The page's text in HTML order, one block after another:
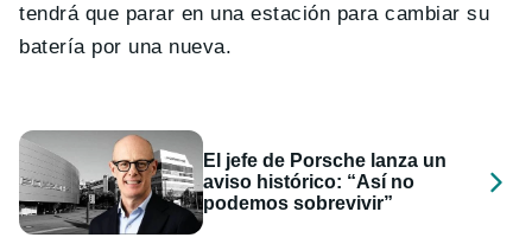
tendrá que parar en una estación para cambiar su
batería por una nueva.
El jefe de Porsche lanza un
aviso histórico: “Así no
podemos sobrevivir”